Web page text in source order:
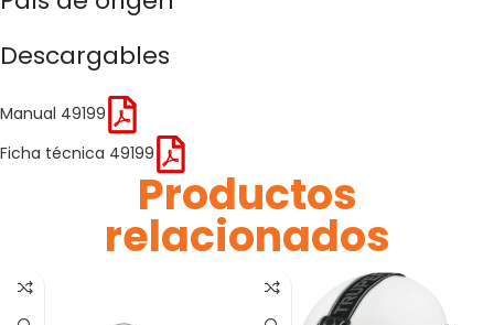
Descargables
Manual 49199
Ficha técnica 49199
Productos
relacionados